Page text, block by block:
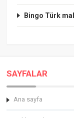
Bingo Türk
SAYFALAR
Ana sayfa